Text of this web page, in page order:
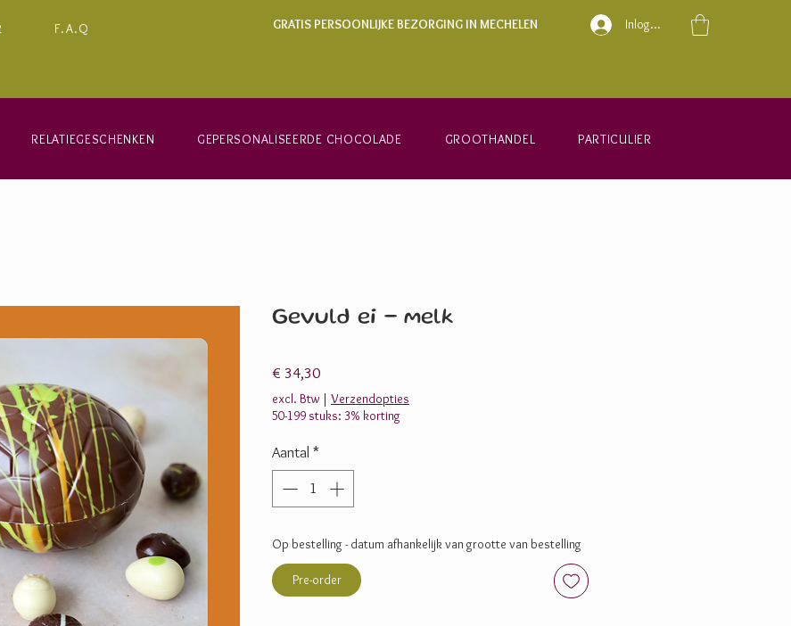
F.A.Q GRATIS PERSOONLIJKE BEZORGING IN MECHELEN Inloggen
RELATIEGESCHENKEN GEPERSONALISEERDE CHOCOLADE GROOTHANDEL PARTICULIER
Gevuld ei - melk
€ 34,30Prijs
excl. Btw | Verzendopties
50-199 stuks: 3% korting
Aantal *
Op bestelling - datum afhankelijk van grootte van bestelling
Pre-order